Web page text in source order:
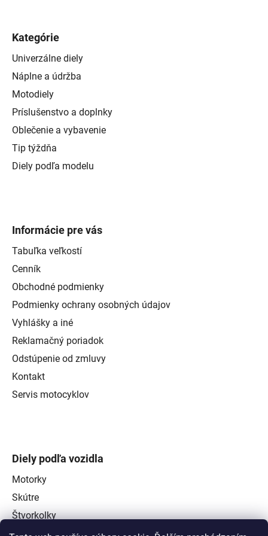
Kategórie
Univerzálne diely
Náplne a údržba
Motodiely
Príslušenstvo a doplnky
Oblečenie a vybavenie
Tip týždňa
Diely podľa modelu
Informácie pre vás
Tabuľka veľkostí
Cenník
Obchodné podmienky
Podmienky ochrany osobných údajov
Vyhlášky a iné
Reklamačný poriadok
Odstúpenie od zmluvy
Kontakt
Servis motocyklov
Diely podľa vozidla
Motorky
Skútre
Štvorkolky